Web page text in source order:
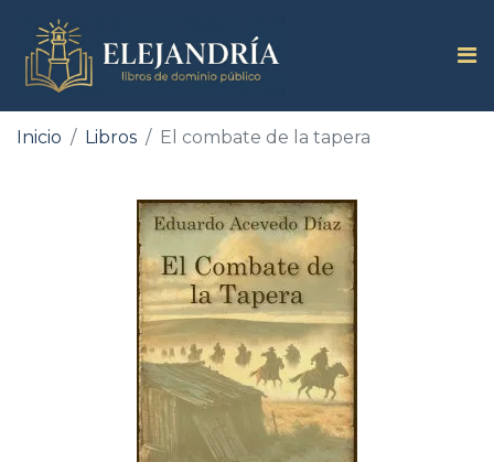
Inicio Libros El combate de la tapera